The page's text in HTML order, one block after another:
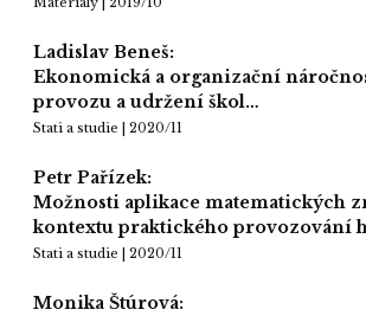
Ladislav Beneš:
Ekonomická a organizační
provozu a udržení škol…
Stati a studie | 2020/11
Petr Pařízek:
Možnosti aplikace matematických
kontextu praktického provozování
Stati a studie | 2020/11
Monika Štúrová: